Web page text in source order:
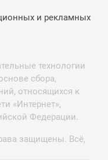
и рекламных
технологии
сбора,
относящихся к
«Интернет»,
Федерации.
защищены. Всё,